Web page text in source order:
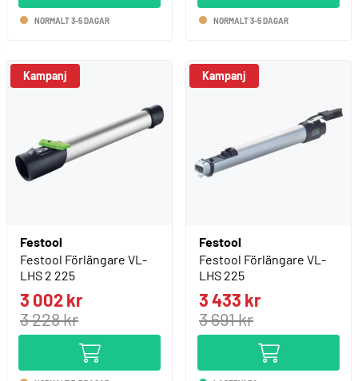
NORMALT 3-5 DAGAR NORMALT 3-5 DAGAR
Kampanj
Festool
Festool Förlängare VL-
LHS 2 225
3 002 kr
3 228 kr
Kampanj
Festool
Festool Förlängare VL-
LHS 225
3 433 kr
3 691 kr